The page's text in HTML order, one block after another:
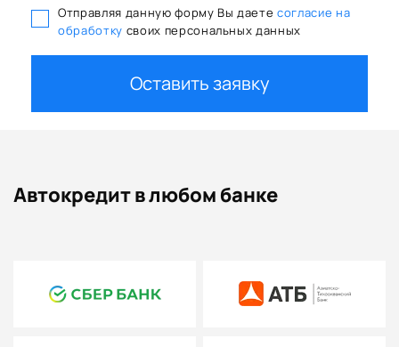
Отправляя данную форму Вы даете согласие на
обработку своих персональных данных
Оставить заявку
Автокредит в любом банке